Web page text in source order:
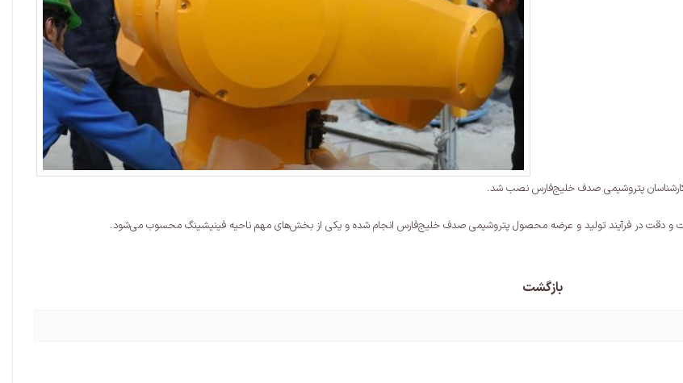
و دقت در فرآیند تولید و عرضه محصول پتروشیمی صدف خلیج‌فارس انجام شده و یکی از بخش‌های مهم ناحیه فینیشینگ محسوب می‌شود.
بازگشت